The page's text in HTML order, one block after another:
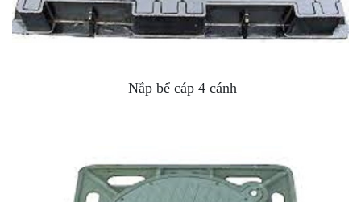
Nắp bể cáp 4 cánh